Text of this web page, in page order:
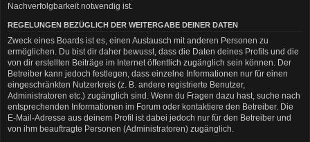
Nachverfolgbarkeit notwendig ist.
REGELUNGEN BEZÜGLICH DER WEITERGABE DEINER DATEN
Zweck eines Boards ist es, einen Austausch mit anderen Personen zu
ermöglichen. Du bist dir daher bewusst, dass die Daten deines Profils und die
von dir erstellten Beiträge im Internet öffentlich zugänglich sein können. Der
Betreiber kann jedoch festlegen, dass einzelne Informationen nur für einen
eingeschränkten Nutzerkreis (z. B. andere registrierte Benutzer,
Administratoren etc.) zugänglich sind. Wenn du Fragen dazu hast, suche nach
entsprechenden Informationen im Forum oder kontaktiere den Betreiber. Die
E-Mail-Adresse aus deinem Profil ist dabei jedoch nur für den Betreiber und
von ihm beauftragte Personen (Administratoren) zugänglich.